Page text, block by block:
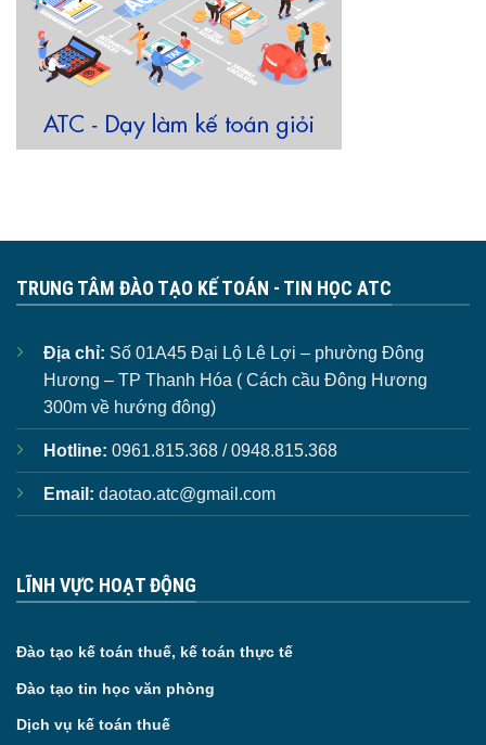
TRUNG TÂM ĐÀO TẠO KẾ TOÁN - TIN HỌC ATC
Địa chỉ: Số 01A45 Đại Lộ Lê Lợi – phường Đông
Hương – TP Thanh Hóa ( Cách cầu Đông Hương
300m về hướng đông)
Hotline: 0961.815.368 / 0948.815.368
Email: daotao.atc@gmail.com
LĨNH VỰC HOẠT ĐỘNG
Đào tạo kế toán thuế, kế toán thực tế
Đào tạo tin học văn phòng
Dịch vụ kế toán thuế